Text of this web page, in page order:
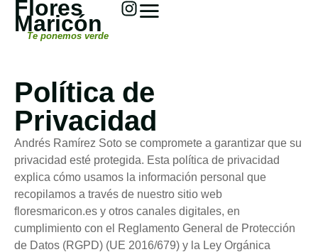
Flores
Maricón
Te ponemos verde
Política de
Privacidad
Andrés Ramírez Soto se compromete a garantizar que su
privacidad esté protegida. Esta política de privacidad
explica cómo usamos la información personal que
recopilamos a través de nuestro sitio web
floresmaricon.es y otros canales digitales, en
cumplimiento con el Reglamento General de Protección
de Datos (RGPD) (UE 2016/679) y la Ley Orgánica